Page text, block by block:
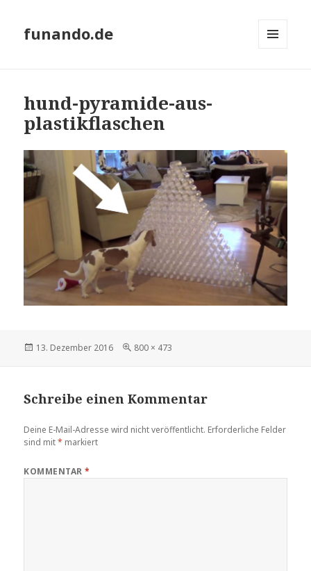
funando.de
hund-pyramide-aus-
plastikflaschen
Veröffentlicht
13. Dezember 2016
Volle
800 × 473
Schreibe einen Kommentar
Deine E-Mail-Adresse wird nicht veröffentlicht. Erforderliche Felder
sind mit* markiert
KOMMENTAR*